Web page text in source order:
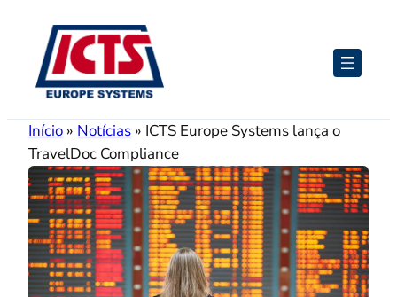
conteúdo
Início » Notícias » ICTS Europe Systems lança o
TravelDoc Compliance